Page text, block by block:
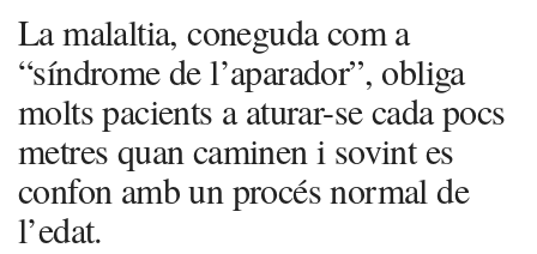
La malaltia, coneguda com a
“síndrome de l’aparador”, obliga
molts pacients a aturar-se cada pocs
metres quan caminen i sovint es
confon amb un procés normal de
l’edat.